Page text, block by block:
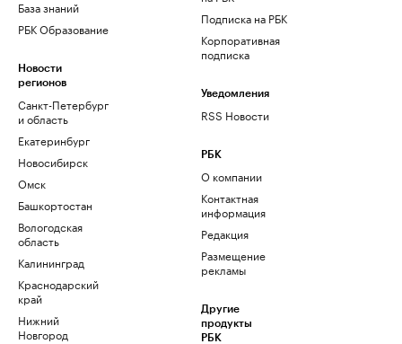
База знаний
РБК Образование
Новости
регионов
Санкт-Петербург
и область
Екатеринбург
Новосибирск
Омск
Башкортостан
Вологодская
область
Калининград
Краснодарский
край
Нижний
Новгород
Подписка на РБК
Корпоративная
подписка
Уведомления
RSS Новости
РБК
О компании
Контактная
информация
Редакция
Размещение
рекламы
Другие
продукты
РБК